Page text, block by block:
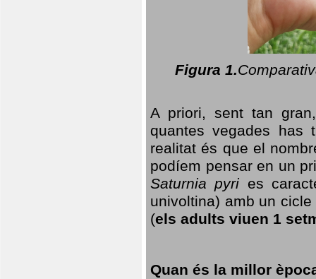
Figura 1.
A priori, sent tan
quantes vegades has
realitat és que el
podíem pensar en un
Saturnia pyri es
univoltina) amb un
(els adults viuen 1
Quan és la millor